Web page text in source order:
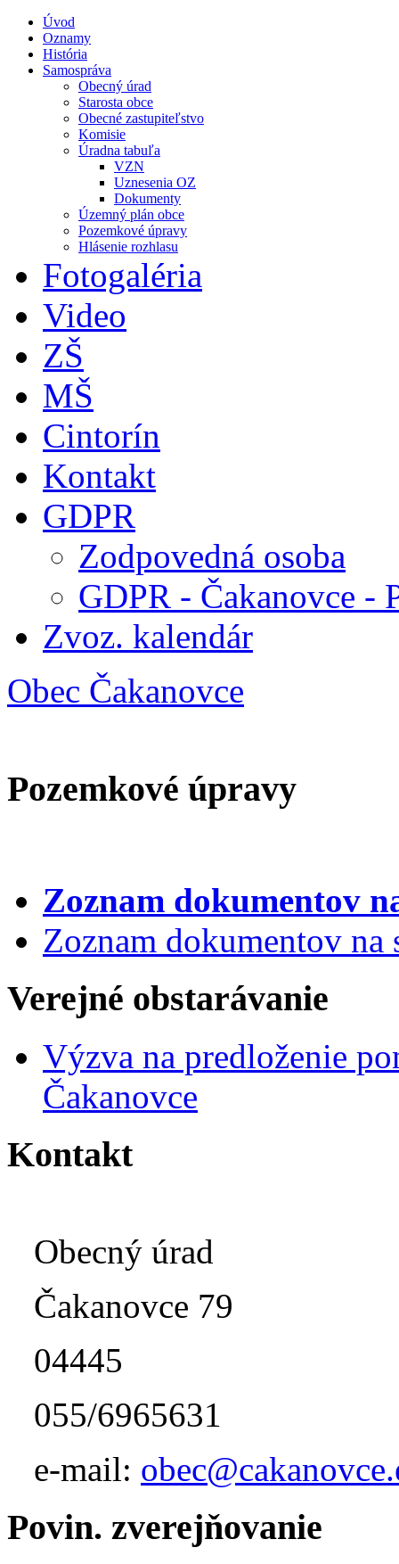
Úvod
Oznamy
História
Samospráva
Obecný úrad
Starosta obce
Obecné zastupiteľstvo
Komisie
Úradna tabuľa
VZN
Uznesenia OZ
Dokumenty
Územný plán obce
Pozemkové úpravy
Hlásenie rozhlasu
Fotogaléria
Video
ZŠ
MŠ
Cintorín
Kontakt
GDPR
Zodpovedná osoba
GDPR - Čakanovce -
Zvoz. kalendár
Obec Čakanovce
Pozemkové úpravy
Zoznam dokumentov
Zoznam dokumentov
Verejné obstarávanie
Výzva na predloženie
Čakanovce
Kontakt
Obecný úrad
Čakanovce 79
04445
055/6965631
e-mail:
Povin. zverejňovanie